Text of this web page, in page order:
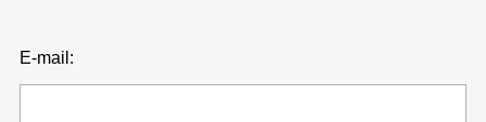
E-mail: